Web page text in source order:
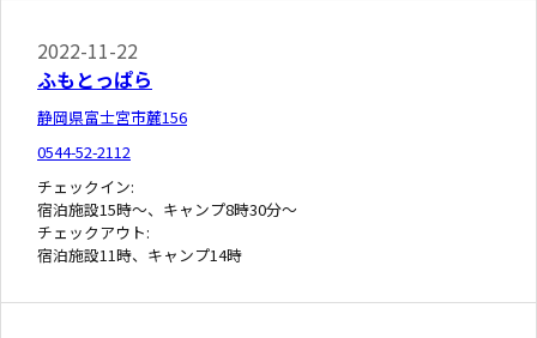
2022-11-22
ふもとっぱら
静岡県富士宮市麓156
0544-52-2112
チェックイン:
宿泊施設15時～、キャンプ8時30分～
チェックアウト:
宿泊施設11時、キャンプ14時